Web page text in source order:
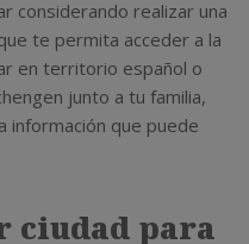
considerando realizar una
te permita acceder a la
en territorio español o
junto a tu familia,
información que puede
ciudad para